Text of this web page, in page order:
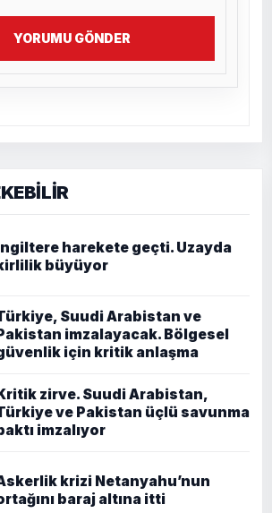
YORUMU GÖNDER
harekete geçti. Uzayda
büyüyor
Suudi Arabistan ve
imzalayacak. Bölgesel
için kritik anlaşma
zirve. Suudi Arabistan,
ve Pakistan üçlü savunma
imzalıyor
krizi Netanyahu’nun
baraj altına itti